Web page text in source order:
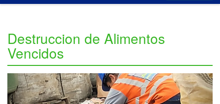
Destruccion de Alimentos
Vencidos